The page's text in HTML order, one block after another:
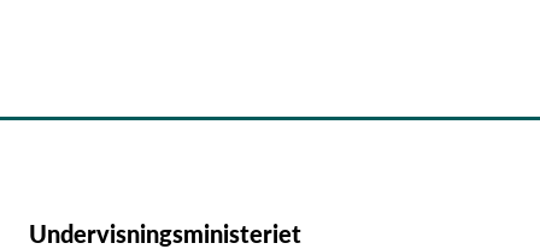
Undervisningsministeriet